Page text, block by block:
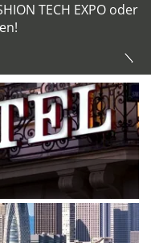
TECH EXPO oder